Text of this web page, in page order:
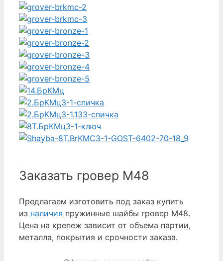
Заказать гровер М48
Предлагаем изготовить под заказ купить
из наличия пружинные шайбы гровер М48.
Цена на крепеж зависит от объема партии,
металла, покрытия и срочности заказа.